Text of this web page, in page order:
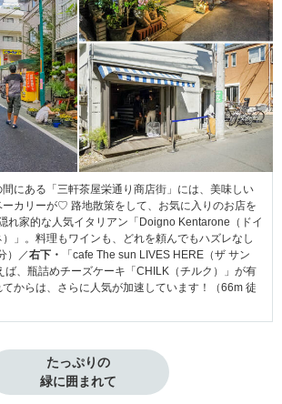
にある「三軒茶屋栄通り商店街」には、美味しい
ーカリーが♡ 路地散策をして、お気に入りのお店を
れ家的な人気イタリアン「Doigno Kentarone（ドイ
」。料理もワインも、どれを頼んでもハズレなし
）／右下・
「cafe The sun LIVES HERE（ザ サン
ば、瓶詰めチーズケーキ「CHILK（チルク）」が有
からは、さらに人気が加速しています！（66m 徒
たっぷりの
緑に囲まれて